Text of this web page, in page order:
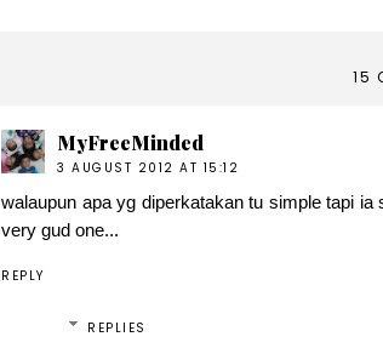
15
MyFreeMinded
3 AUGUST 2012 AT 15:12
walaupun apa yg diperkatakan tu simple tapi
very gud one...
REPLY
REPLIES